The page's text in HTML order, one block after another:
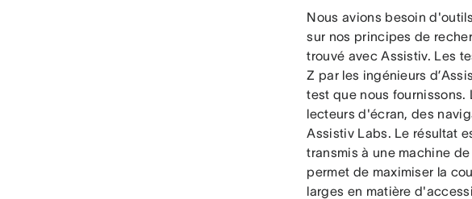
Nous avions besoin
sur nos principes de
trouvé avec Assistiv. Les
Z par les ingénieurs
test que nous
lecteurs d'écran, des
Assistiv Labs. Le résultat
transmis à une machine
permet de maximiser la
larges en matière